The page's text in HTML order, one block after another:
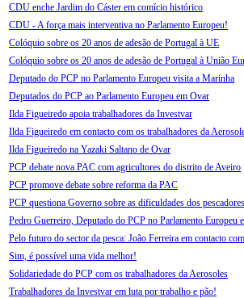
CDU enche Jardim do Cáster em comício histórico
CDU - A força mais interventiva no Parlamento Europeu!
Colóquio sobre os 20 anos de adesão de Portugal à UE
Colóquio sobre os 20 anos de adesão de Portugal à União
Deputado do PCP no Parlamento Europeu visita a Marinha
Deputados do PCP ao Parlamento Europeu em Ovar
Ilda Figueiredo apoia trabalhadores da Investvar
Ilda Figueiredo em contacto com os trabalhadores da
Ilda Figueiredo na Yazaki Saltano de Ovar
PCP debate nova PAC com agricultores do distrito de Aveiro
PCP promove debate sobre reforma da PAC
PCP questiona Governo sobre as dificuldades dos
Pedro Guerreiro, Deputado do PCP no Parlamento Europeu
Pelo futuro do sector da pesca: João Ferreira em contacto
Sim, é possível uma vida melhor!
Solidariedade do PCP com os trabalhadores da Aerosoles
Trabalhadores da Investvar em luta por trabalho e pão!